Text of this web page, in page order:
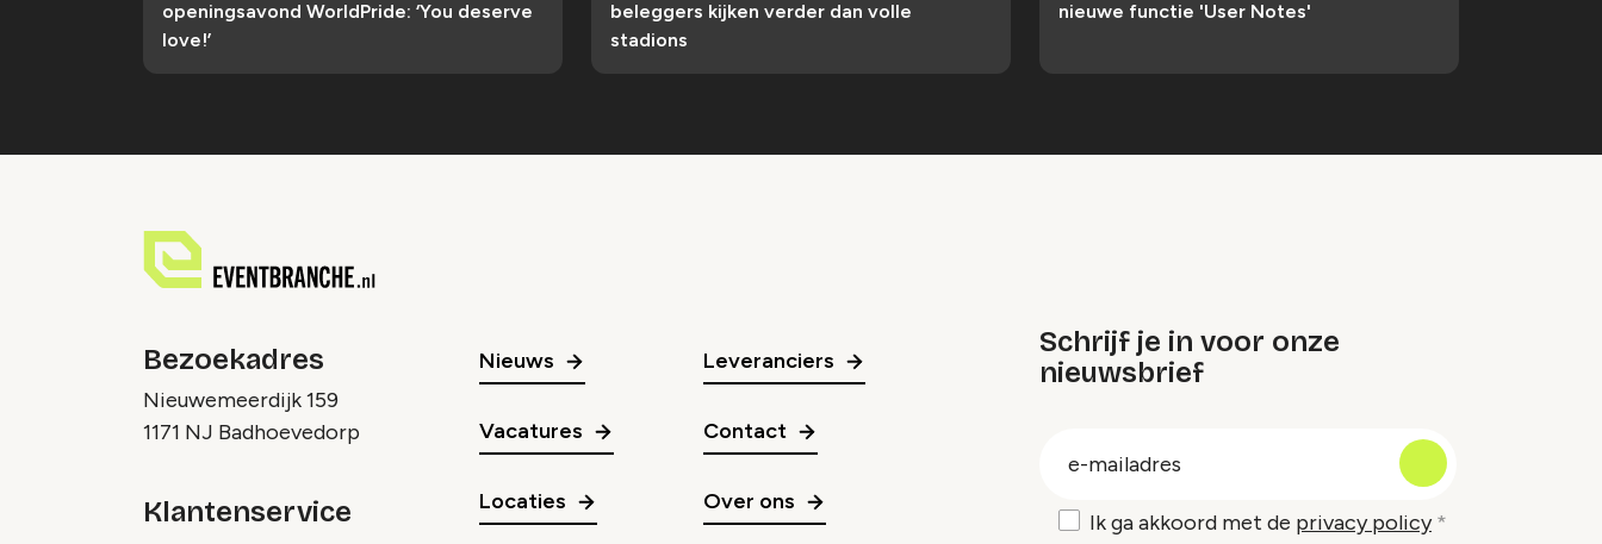
openingsavond WorldPride: ‘You deserve
love!’
beleggers kijken verder dan volle
stadions
nieuwe functie 'User Notes'
Bezoekadres
Nieuwemeerdijk 159
1171 NJ Badhoevedorp
Klantenservice
Nieuws
Vacatures
Locaties
Leveranciers
Contact
Over ons
Schrijf je in voor onze
nieuwsbrief
Ik ga akkoord met de privacy policy